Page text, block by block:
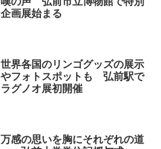
企画展始まる
世界各国のリンゴグッズの展示
やフォトスポットも 弘前駅で
ラグノオ展初開催
万感の思いを胸にそれぞれの道